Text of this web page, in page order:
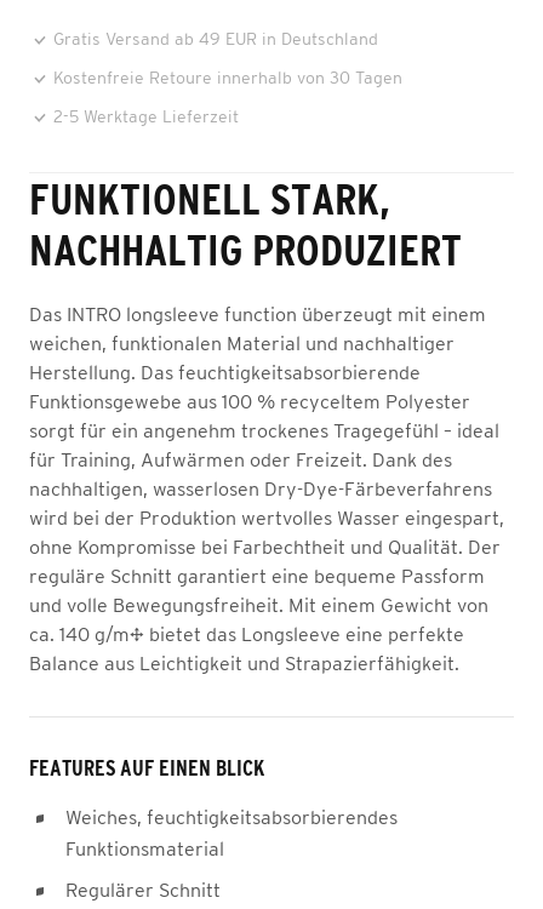
Gratis Versand ab 49 EUR in Deutschland
Kostenfreie Retoure innerhalb von 30 Tagen
2-5 Werktage Lieferzeit
FUNKTIONELL STARK,
NACHHALTIG PRODUZIERT
Das INTRO longsleeve function überzeugt mit einem
weichen, funktionalen Material und nachhaltiger
Herstellung. Das feuchtigkeitsabsorbierende
Funktionsgewebe aus 100 % recyceltem Polyester
sorgt für ein angenehm trockenes Tragegefühl – ideal
für Training, Aufwärmen oder Freizeit. Dank des
nachhaltigen, wasserlosen Dry-Dye-Färbeverfahrens
wird bei der Produktion wertvolles Wasser eingespart,
ohne Kompromisse bei Farbechtheit und Qualität. Der
reguläre Schnitt garantiert eine bequeme Passform
und volle Bewegungsfreiheit. Mit einem Gewicht von
ca. 140 g/m² bietet das Longsleeve eine perfekte
Balance aus Leichtigkeit und Strapazierfähigkeit.
FEATURES AUF EINEN BLICK
Weiches, feuchtigkeitsabsorbierendes
Funktionsmaterial
Regulärer Schnitt